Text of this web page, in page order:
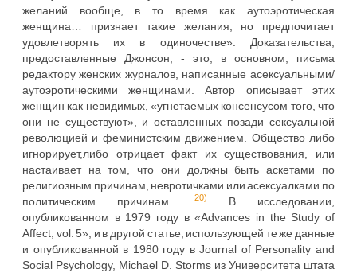
желаний вообще, в то время как аутоэротическая
женщина… признает такие желания, но предпочитает
удовлетворять их в одиночестве». Доказательства,
предоставленные Джонсон, - это, в основном, письма
редактору женских журналов, написанные асексуальными/
аутоэротическими женщинами. Автор описывает этих
женщин как невидимых, «угнетаемых консенсусом того, что
они не существуют», и оставленных позади сексуальной
революцией и феминистским движением. Общество либо
игнорирует,либо отрицает факт их существования, или
настаивает на том, что они должны быть аскетами по
религиозным причинам, невротичками или асексуалками по
политическим причинам.
20)
В исследовании,
опубликованном в 1979 году в «Advances in the Study of
Affect, vol. 5», и в другой статье, использующей те же данные
и опубликованной в 1980 году в Journal of Personality and
Social Psychology, Michael D. Storms из Университета штата